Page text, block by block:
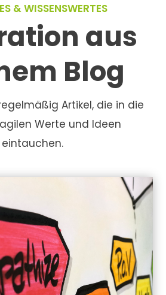
& WISSENSWERTES
aus
Blog
Artikel, die in die
Werte und Ideen
eintauchen.